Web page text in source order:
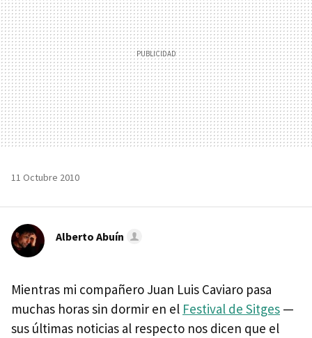
11 Octubre 2010
Alberto Abuín
Mientras mi compañero Juan Luis Caviaro pasa
muchas horas sin dormir en el Festival de Sitges —
sus últimas noticias al respecto nos dicen que el